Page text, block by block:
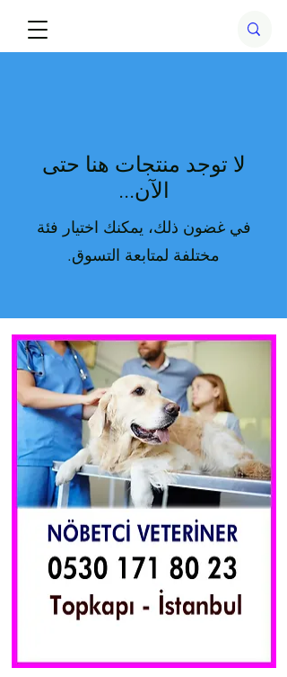
لا توجد منتجات هنا حتى
الآن...
في غضون ذلك، يمكنك اختيار فئة
مختلفة لمتابعة التسوق.